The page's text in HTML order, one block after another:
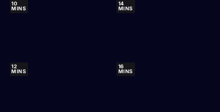
10
MINS
14
MINS
12
MINS
16
MINS